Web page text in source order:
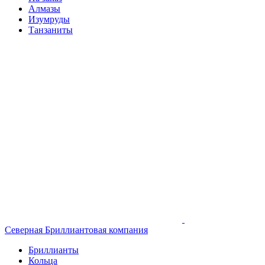
Алмазы
Изумруды
Танзаниты
Северная Бриллиантовая компания
Бриллианты
Кольца